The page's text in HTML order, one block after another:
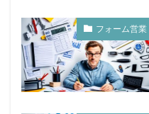
フォーム営業